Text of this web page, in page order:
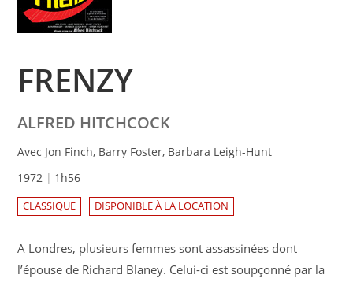
FRENZY
ALFRED HITCHCOCK
Avec Jon Finch, Barry Foster, Barbara Leigh-Hunt
1972
1h56
CLASSIQUE DISPONIBLE À LA LOCATION
A Londres, plusieurs femmes sont assassinées dont
l’épouse de Richard Blaney. Celui-ci est soupçonné par la